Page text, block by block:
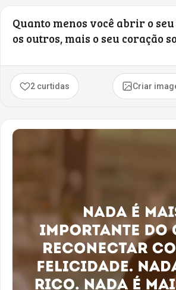
Quanto menos você abrir o
os outros, mais o seu coração
2 curtidas Criar